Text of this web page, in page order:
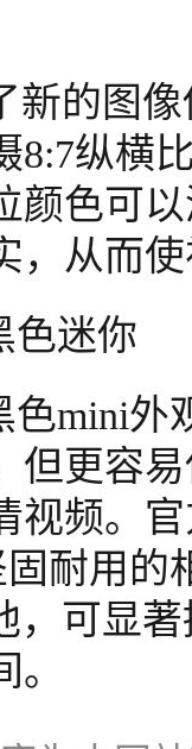
新的图
8:7纵横
颜色可
，从而
色迷你
色mini
但更容
视频。
固耐用
，可显